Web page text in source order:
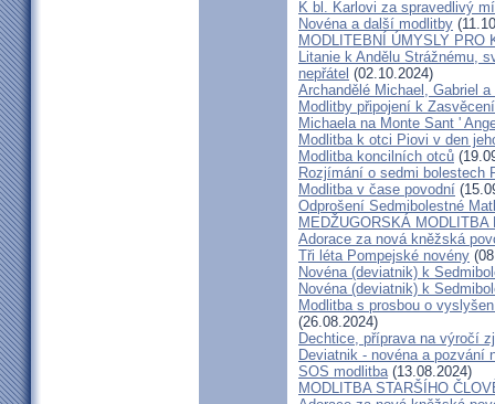
K bl. Karlovi za spravedlivý
Novéna a další modlitby
MODLITEBNÍ ÚMYSLY PRO
Litanie k Andělu Strážnému,
nepřátel (02.10.2024)
Archandělé Michael, Gabriel a
Modlitby připojení k
Michaela na Monte Sant '
Modlitba k otci Piovi v den
Modlitba koncilních otců
Rozjímání o sedmi bolestech
Modlitba v čase povodní
Odprošení Sedmibolestné
MEDŽUGORSKÁ
Adorace za nová kněžská
Tři léta Pompejské novény
Novéna (deviatnik) k
Novéna (deviatnik) k
Modlitba s prosbou o
(26.08.2024)
Dechtice, příprava na výročí
Deviatnik - novéna a pozvání
SOS modlitba(13.08.2024)
MODLITBA STARŠÍHO